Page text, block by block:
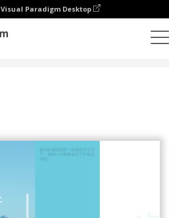
Visual Paradigm Desktop